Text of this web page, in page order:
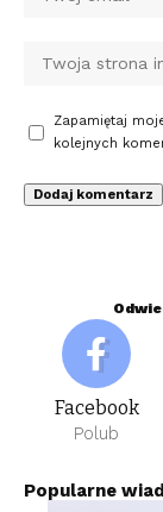
Zapamiętaj
kolejnych
Facebook
Polub
Popularne